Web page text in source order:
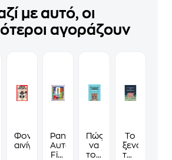
με αυτό, οι
αγοράζουν
Φονικά
αινίγματα
Panini
Αυτοκόλλητα
Fifa
Πώς
να
τους
Το
ξενοδοχείο
των